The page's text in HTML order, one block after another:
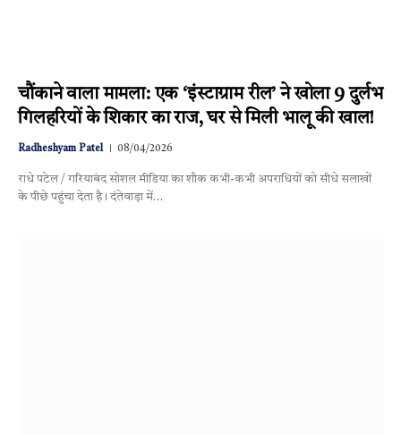
चौंकाने वाला मामला: एक ‘इंस्टाग्राम रील’ ने खोला 9 दुर्लभ
गिलहरियों के शिकार का राज, घर से मिली भालू की खाल!
Radheshyam Patel 08/04/2026
राधे पटेल / गरियाबंद सोशल मीडिया का शौक कभी-कभी अपराधियों को सीधे सलाखों
के पीछे पहुंचा देता है। दंतेवाड़ा में…